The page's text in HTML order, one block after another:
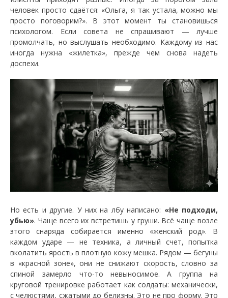
человек просто сдаётся: «Ольга, я так устала, можно мы
просто поговорим?». В этот момент ты становишься
психологом. Если совета не спрашивают — лучше
промолчать, но выслушать необходимо. Каждому из нас
иногда нужна «жилетка», прежде чем снова надеть
доспехи.
Но есть и другие. У них на лбу написано: «Не подходи,
убью». Чаще всего их встретишь у груши. Всё чаще возле
этого снаряда собирается именно «женский род». В
каждом ударе — не техника, а личный счет, попытка
вколатить ярость в плотную кожу мешка. Рядом — бегуны
в «красной зоне», они не снижают скорость, словно за
спиной замерло что-то невыносимое. А группа на
круговой тренировке работает как солдаты: механически,
с челюстями, сжатыми до белизны. Это не про форму. Это